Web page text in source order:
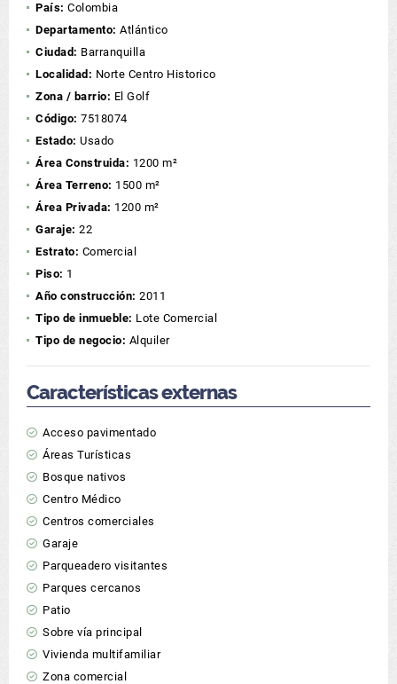
País: Colombia
Departamento: Atlántico
Ciudad: Barranquilla
Localidad: Norte Centro Historico
Zona / barrio: El Golf
Código: 7518074
Estado: Usado
Área Construida: 1200 m²
Área Terreno: 1500 m²
Área Privada: 1200 m²
Garaje: 22
Estrato: Comercial
Piso: 1
Año construcción: 2011
Tipo de inmueble: Lote Comercial
Tipo de negocio: Alquiler
Características externas
Acceso pavimentado
Áreas Turísticas
Bosque nativos
Centro Médico
Centros comerciales
Garaje
Parqueadero visitantes
Parques cercanos
Patio
Sobre vía principal
Vivienda multifamiliar
Zona comercial